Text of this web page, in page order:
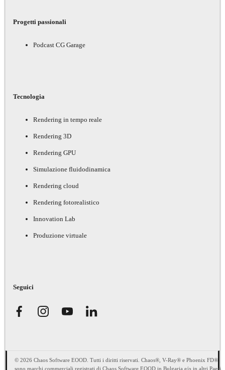
Progetti passionali
Podcast CG Garage
Tecnologia
Rendering in tempo reale
Rendering 3D
Rendering GPU
Simulazione fluidodinamica
Rendering cloud
Rendering fotorealistico
Innovation Lab
Produzione virtuale
Seguici
© 2026 Chaos Software EOOD. Tutti i diritti riservati. Chaos®, V-Ray® e Phoenix FD®
sono marchi commerciali registrati di Chaos Software EOOD in Bulgaria e/o in altri Paesi.